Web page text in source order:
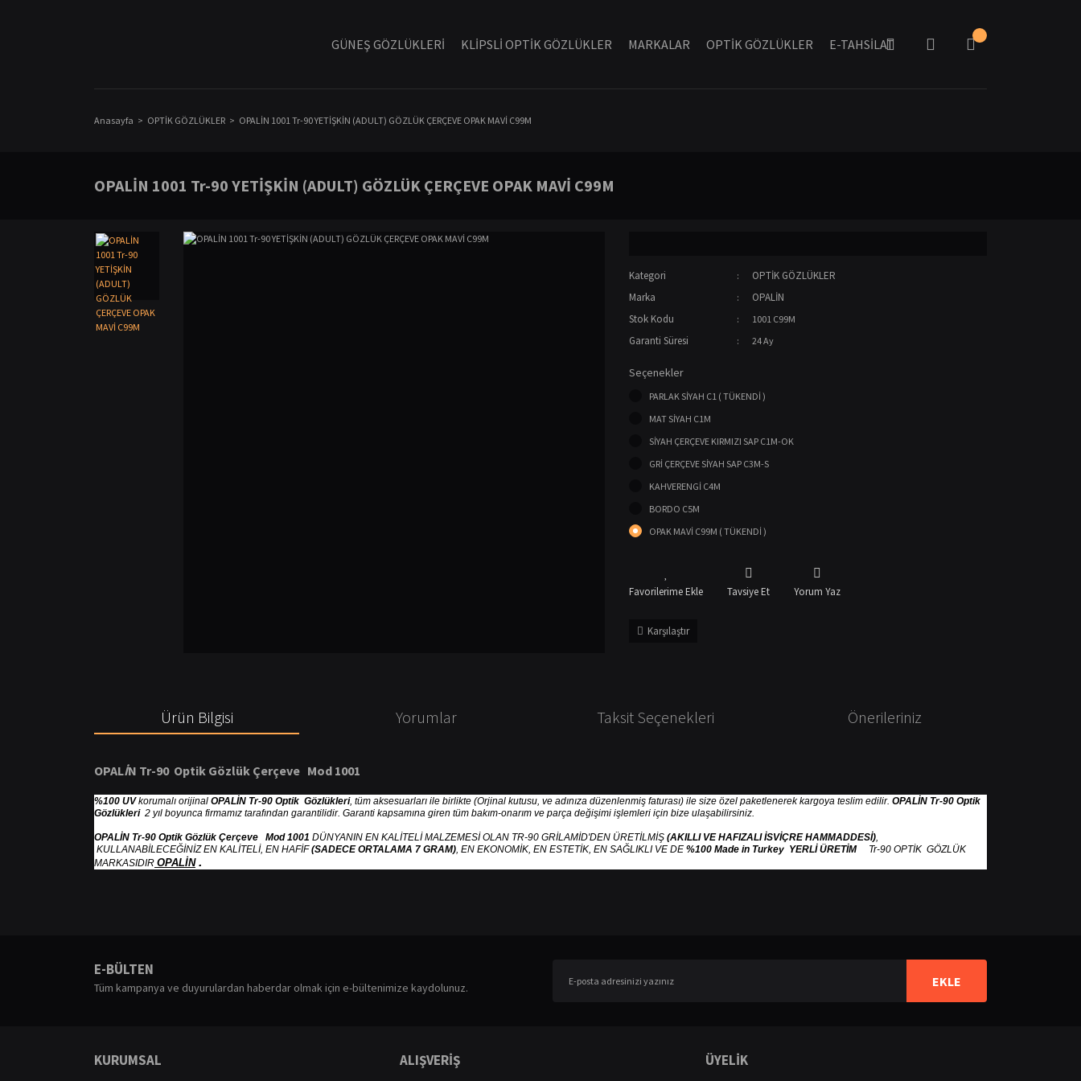
GÜNEŞ GÖZLÜKLERİ KLİPSLİ OPTİK GÖZLÜKLER MARKALAR OPTİK GÖZLÜKLER E-TAHSİLAT
Anasayfa OPTİK GÖZLÜKLER OPALİN 1001 Tr-90 YETİŞKİN (ADULT) GÖZLÜK ÇERÇEVE OPAK MAVİ C99M
OPALİN 1001 Tr-90 YETİŞKİN (ADULT) GÖZLÜK ÇERÇEVE OPAK MAVİ C99M
Kategori
OPTİK GÖZLÜKLER
Marka
OPALİN
Stok Kodu
1001 C99M
Garanti Süresi 24 Ay
Seçenekler
PARLAK SİYAH C1 ( TÜKENDİ )
MAT SİYAH C1M
SİYAH ÇERÇEVE KIRMIZI SAP C1M-OK
GRİ ÇERÇEVE SİYAH SAP C3M-S
KAHVERENGİ C4M
BORDO C5M
OPAK MAVİ C99M ( TÜKENDİ )
Tavsiye Et Yorum Yaz
Karşılaştır
Ürün Bilgisi Yorumlar Taksit Seçenekleri Önerileriniz
OPALİN Tr-90 Optik Gözlük Çerçeve Mod 1001
%100 UVkorumalı orijinal OPALİN Tr-90 Optik Gözlükleri, tüm aksesuarları ile birlikte (Orjinal kutusu, ve adınıza düzenlenmiş faturası) ile size özel paketlenerek kargoya teslim edilir. OPALİN Tr-90 Optik
Gözlükleri 2 yıl boyunca firmamız tarafından garantilidir. Garanti kapsamına giren tüm bakım-onarım ve parça değişimi işlemleri için bize ulaşabilirsiniz.
OPALİN Tr-90 Optik Gözlük Çerçeve Mod 1001 DÜNYANIN EN KALİTELİ MALZEMESİ OLAN TR-90 GRİLAMİD'DEN ÜRETİLMİŞ (AKILLI VE HAFIZALI İSVİÇRE HAMMADDESİ),
KULLANABİLECEĞİNİZ EN KALİTELİ, EN HAFİF(SADECE ORTALAMA 7 GRAM), EN EKONOMİK, EN ESTETİK, EN SAĞLIKLI VE DE %100 Made in Turkey YERLİ ÜRETİMTr-90 OPTİK GÖZLÜK
MARKASIDIR OPALİN.
Ürün resmi kalitesiz, bozuk veya görüntülenemiyor.
Ürün fiyatı diğer sitelerden daha pahalı.
E-BÜLTEN
Tüm kampanya ve duyurulardan haberdar olmak için e-bültenimize kaydolunuz. EKLE
KURUMSAL ALIŞVERİŞ ÜYELİK